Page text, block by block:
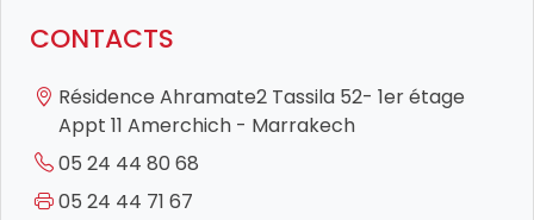
CONTACTS
Résidence Ahramate2 Tassila 52- 1er étage
Appt 11 Amerchich - Marrakech
05 24 44 80 68
05 24 44 71 67